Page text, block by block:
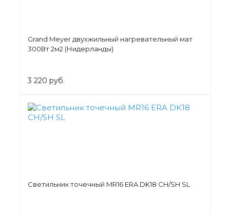
Grand Meyer двухжильный нагревательный мат
300Вт 2м2 (Нидерланды)
3 220 руб.
Светильник точечный MR16 ERA DK18 CH/SH SL